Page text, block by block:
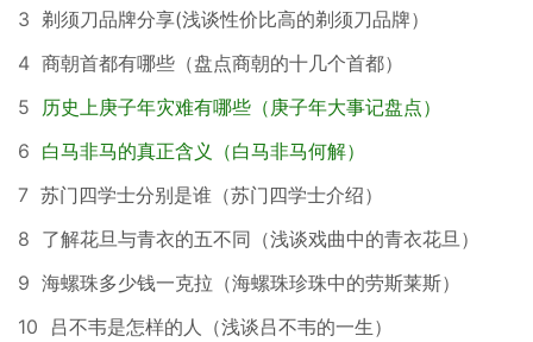
3 剃须刀品牌分享(浅谈性价比高的剃须刀品牌）
4 商朝首都有哪些（盘点商朝的十几个首都）
5
历史上庚子年灾难有哪些（庚子年大事记盘点）
6 白马非马的真正含义（白马非马何解）
7 苏门四学士分别是谁（苏门四学士介绍）
8 了解花旦与青衣的五不同（浅谈戏曲中的青衣花旦）
9 海螺珠多少钱一克拉（海螺珠珍珠中的劳斯莱斯）
10
吕不韦是怎样的人（浅谈吕不韦的一生）